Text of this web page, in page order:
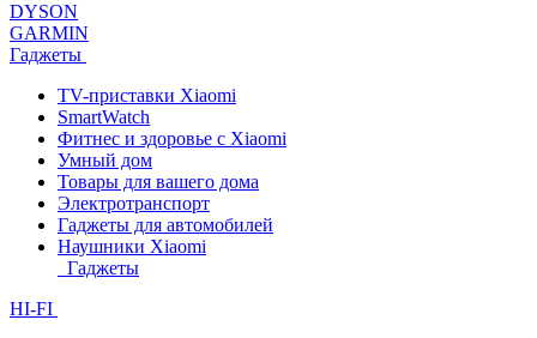
DYSON
GARMIN
Гаджеты
TV-приставки Xiaomi
SmartWatch
Фитнес и здоровье с Xiaomi
Умный дом
Товары для вашего дома
Электротранспорт
Гаджеты для автомобилей
Наушники Xiaomi
Гаджеты
HI-FI